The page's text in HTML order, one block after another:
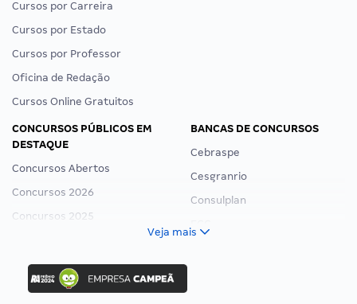
Cursos por Carreira
Cursos por Estado
Cursos por Professor
Oficina de Redação
Cursos Online Gratuitos
CONCURSOS PÚBLICOS EM
DESTAQUE
Concursos Abertos
Concursos 2026
Concursos 2025
Concurso Ibama
Concurso MPU
BANCAS DE CONCURSOS
Cebraspe
Cesgranrio
Consulplan
Veja mais